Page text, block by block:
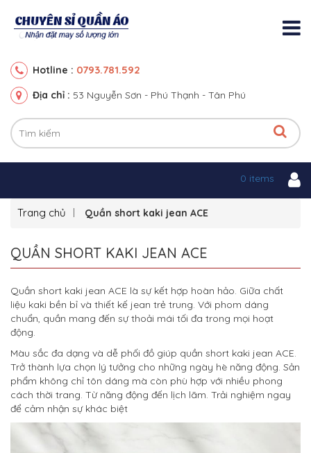
Hotline : 0793.781.592
Địa chỉ : 53 Nguyễn Sơn - Phú Thạnh - Tân Phú
0 items
Trang chủ Quần short kaki jean ACE
QUẦN SHORT KAKI JEAN ACE
Quần short kaki jean ACE là sự kết hợp hoàn hảo. Giữa chất
liệu kaki bền bỉ và thiết kế jean trẻ trung. Với phom dáng
chuẩn, quần mang đến sự thoải mái tối đa trong mọi hoạt
động.
Màu sắc đa dạng và dễ phối đồ giúp quần short kaki jean ACE.
Trở thành lựa chọn lý tưởng cho những ngày hè năng động. Sản
phẩm không chỉ tôn dáng mà còn phù hợp với nhiều phong
cách thời trang. Từ năng động đến lịch lãm. Trải nghiệm ngay
để cảm nhận sự khác biệt